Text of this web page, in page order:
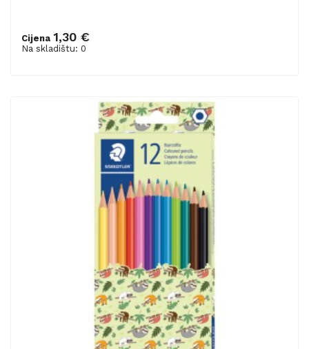
Cijena 1,30 €
Na skladištu: 0